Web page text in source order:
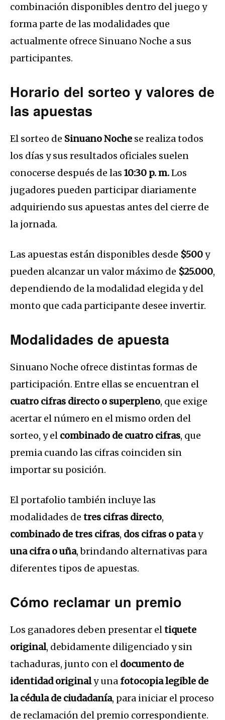
combinación disponibles dentro del juego y
forma parte de las modalidades que
actualmente ofrece Sinuano Noche a sus
participantes.
Horario del sorteo y valores de
las apuestas
El sorteo de Sinuano Noche se realiza todos
los días y sus resultados oficiales suelen
conocerse después de las 10:30 p. m.Los
jugadores pueden participar diariamente
adquiriendo sus apuestas antes del cierre de
la jornada.
Las apuestas están disponibles desde $500y
pueden alcanzar un valor máximo de $25.000,
dependiendo de la modalidad elegida y del
monto que cada participante desee invertir.
Modalidades de apuesta
Sinuano Noche ofrece distintas formas de
participación. Entre ellas se encuentran el
cuatro cifras directo o superpleno, que exige
acertar el número en el mismo orden del
sorteo, y el combinado de cuatro cifras, que
premia cuando las cifras coinciden sin
importar su posición.
El portafolio también incluye las
modalidades de tres cifras directo,
combinado de tres cifras, dos cifras o patay
una cifra o uña, brindando alternativas para
diferentes tipos de apuestas.
Cómo reclamar un premio
Los ganadores deben presentar eltiquete
original, debidamente diligenciado y sin
tachaduras, junto con el documento de
identidad originaly una fotocopia legible de
la cédula de ciudadanía, para iniciar el proceso
de reclamación del premio correspondiente.